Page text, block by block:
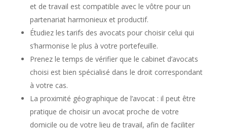
et de travail est compatible avec le vôtre pour un
partenariat harmonieux et productif.
Étudiez les tarifs des avocats pour choisir celui qui
s’harmonise le plus à votre portefeuille.
Prenez le temps de vérifier que le cabinet d’avocats
choisi est bien spécialisé dans le droit correspondant
à votre cas.
La proximité géographique de l’avocat : il peut être
pratique de choisir un avocat proche de votre
domicile ou de votre lieu de travail, afin de faciliter